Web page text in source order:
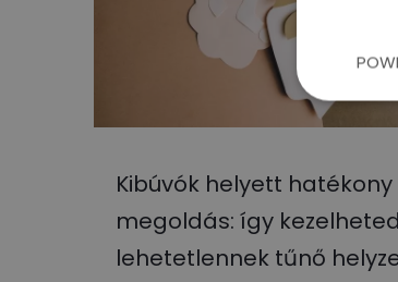
Kibúvók helyett hatékony
megoldás: így
lehetetlennek tűnő